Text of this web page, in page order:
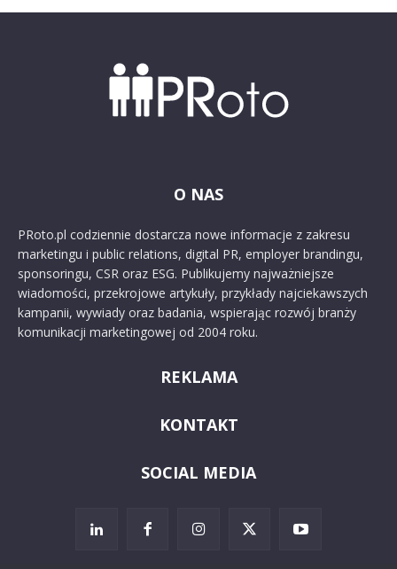
O NAS
PRoto.pl codziennie dostarcza nowe informacje z zakresu
marketingu i public relations, digital PR, employer brandingu,
sponsoringu, CSR oraz ESG. Publikujemy najważniejsze
wiadomości, przekrojowe artykuły, przykłady najciekawszych
kampanii, wywiady oraz badania, wspierając rozwój branży
komunikacji marketingowej od 2004 roku.
REKLAMA
KONTAKT
SOCIAL MEDIA